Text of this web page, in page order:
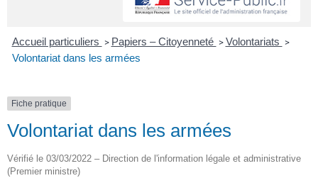
Accueil particuliers > Papiers – Citoyenneté > Volontariats >
Volontariat dans les armées
Fiche pratique
Volontariat dans les armées
Vérifié le 03/03/2022 – Direction de l'information légale et administrative
(Premier ministre)